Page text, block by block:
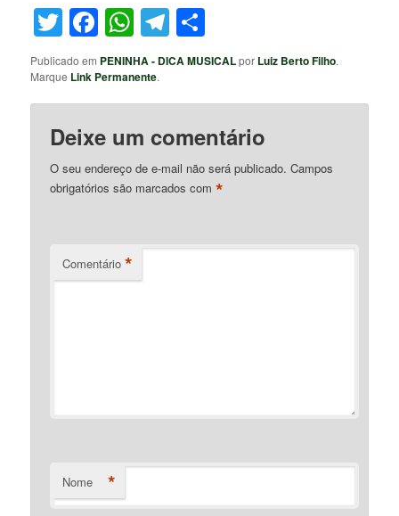
Twitter
Facebook
WhatsApp
Telegram
Publicado em PENINHA - DICA MUSICALpor Luiz Berto Filho.
Marque Link Permanente.
Deixe um comentário
O seu endereço de e-mail não será publicado. Campos
obrigatórios são marcados com*
Comentário *
Nome *